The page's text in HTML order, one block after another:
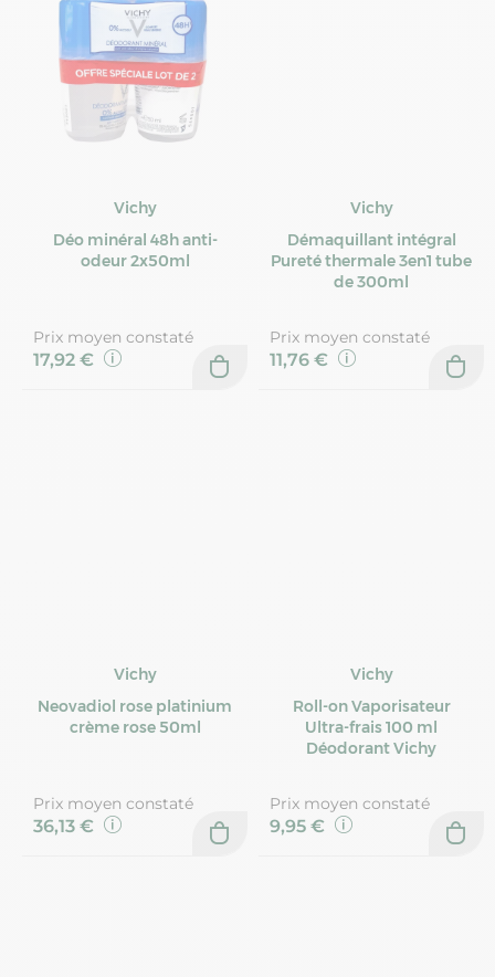
Vichy
Déo minéral 48h anti-
odeur 2x50ml
Prix moyen constaté
17,92 €
Vichy
Démaquillant intégral
Pureté thermale 3en1 tube
de 300ml
Prix moyen constaté
11,76 €
Vichy
Neovadiol rose platinium
crème rose 50ml
Prix moyen constaté
36,13 €
Vichy
Roll-on Vaporisateur
Ultra-frais 100 ml
Déodorant Vichy
Prix moyen constaté
9,95 €